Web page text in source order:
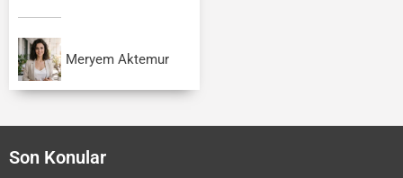
Meryem Aktemur
Son Konular